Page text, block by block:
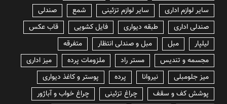
سایر لوازم اداری
سایر لوازم تزئینی شمع
صندلی
صندلی اداری
طبقه دیواری فایل کشویی
قاب عکس
لیلپار
مبل مبل و صندلی انتظار
متفرقه
مجسمه و تندیس
مستر راد ملزومات پرده
میز اداری
میز جلومبلی
نیروانا پرده
پوستر و کاغذ دیواری
پوشش کف و سقف
چراغ تزئینی
چراغ خواب و آباژور